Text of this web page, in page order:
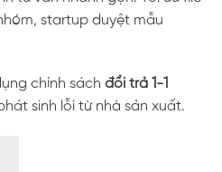
startup duyệt mẫu
chính sáchđổi trả 1-1
sinh lỗi từ nhà sản xuất.